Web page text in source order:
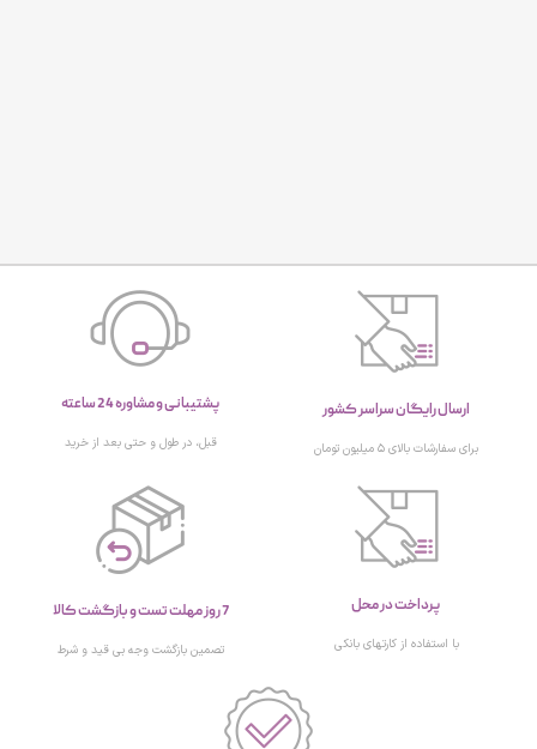
ارسال رایگان سراسر کشور
برای سفارشات بالای ۵ میلیون تومان
پشتیبانی و مشاوره 24 ساعته
قبل، در طول و حتی بعد از خرید
پرداخت در محل
با استفاده از کارتهای بانکی
7 روز مهلت تست و بازگشت کالا
تصمین بازگشت وجه بی قید و شرط